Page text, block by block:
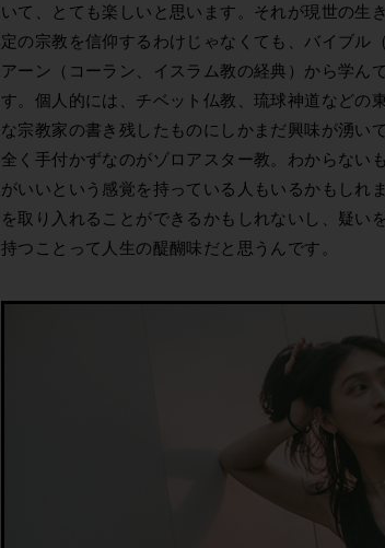
いて、とても楽しいと思います。それが現世の生
定の宗教を信仰するわけじゃなくても、バイブル
アーン（コーラン、イスラム教の経典）から学ん
す。個人的には、チベット仏教、琉球神道などの
な宗教家の書き残したものにしかまだ興味が湧い
全く手付かずなのがゾロアスター教。わからない
がいいという感覚を持っている人もいるかもしれ
を取り入れることができるかもしれないし、疑い
持つことって人生の醍醐味だと思うんです。